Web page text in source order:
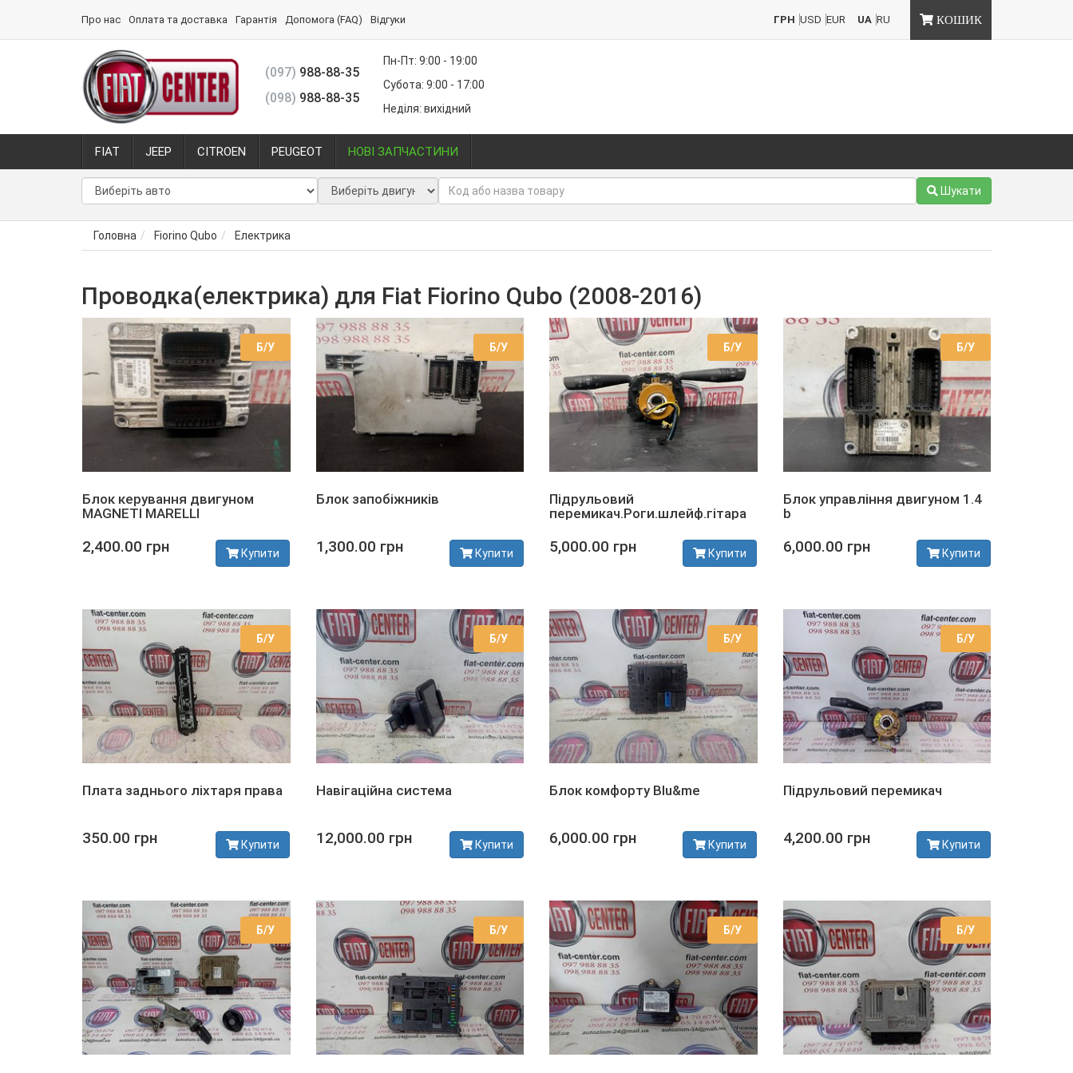
Про нас Оплата та доставка Гарантія Допомога (FAQ) Відгуки КОШИК
UA RU
ГРН USD EUR
(097) 988-88-35
(098) 988-88-35
Пн-Пт: 9:00 - 19:00
Субота: 9:00 - 17:00
Неділя: вихідний
FIAT JEEP CITROEN PEUGEOT НОВІ ЗАПЧАСТИНИ
Шукати
Головна Fiorino Qubo Електрика
Проводка(електрика) для Fiat Fiorino Qubo (2008-2016)
Б/У
Блок керування двигуном
MAGNETI MARELLI
2,400.00 грн Купити
Б/У
Блок запобіжників
1,300.00 грн Купити
Б/У
Підрульовий
перемикач.Роги.шлейф.гітара
5,000.00 грн Купити
Б/У
Блок управління двигуном 1.4
b
6,000.00 грн Купити
Б/У
Плата заднього ліхтаря права
350.00 грн Купити
Б/У
Навігаційна система
12,000.00 грн Купити
Б/У
Блок комфорту Blu&me
6,000.00 грн Купити
Б/У
Підрульовий перемикач
4,200.00 грн Купити
Б/У Б/У Б/У Б/У